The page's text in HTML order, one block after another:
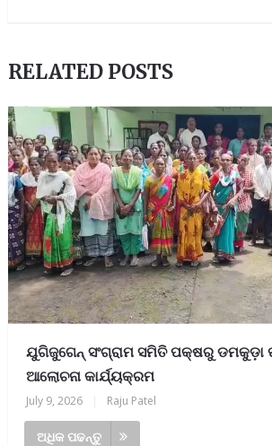
RELATED POSTS
ଯୁଗିଜୁଗେନ୍ ସଂଗ୍ରାମ ସମିତି ପକ୍ଷରୁ ଡମକୁଡ଼ା
ଆଲୋଚନା କାର୍ଯ୍ୟକ୍ରମ
July 9, 2026 Raju Patel
ଅଧିକ ପଢନ୍ତୁ